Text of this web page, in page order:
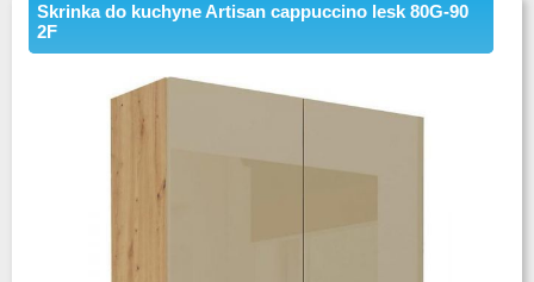
Skrinka do kuchyne Artisan cappuccino lesk 80G-90
2F